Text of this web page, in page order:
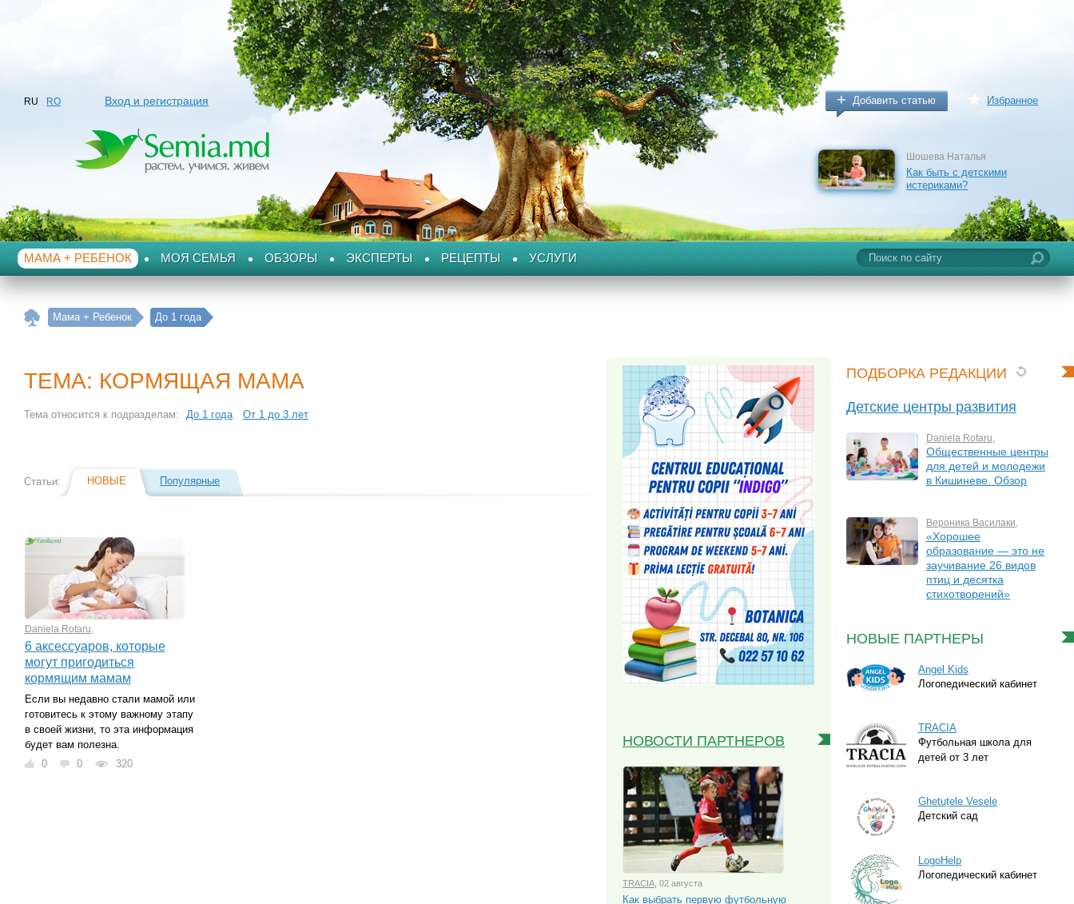
RU RO Вход и регистрация Добавить статью Избранное
Шошева Наталья
Как быть с детскими
истериками?
МАМА + РЕБЕНОК МОЯ СЕМЬЯ ОБЗОРЫ ЭКСПЕРТЫ РЕЦЕПТЫ УСЛУГИ
Мама + Ребенок До 1 года
ТЕМА: КОРМЯЩАЯ МАМА
Тема относится к подразделам: До 1 года От 1 до 3 лет
Статьи: НОВЫЕ Популярные
Daniela Rotaru,
6 аксессуаров, которые
могут пригодиться
кормящим мамам
Если вы недавно стали мамой или
готовитесь к этому важному этапу
в своей жизни, то эта информация
будет вам полезна.
0
0 320
НОВОСТИ ПАРТНЕРОВ
TRACIA , 02 августа
Как выбрать первую футбольную
ПОДБОРКА РЕДАКЦИИ
Детские центры развития
Daniela Rotaru,
Общественные центры
для детей и молодежи
в Кишиневе. Обзор
Вероника Василаки,
«Хорошее
образование — это не
заучивание 26 видов
птиц и десятка
стихотворений»
НОВЫЕ ПАРТНЕРЫ
Angel Kids
Логопедический кабинет
TRACIA
Футбольная школа для
детей от 3 лет
Ghetuțele Vesele
Детский сад
LogoHelp
Логопедический кабинет